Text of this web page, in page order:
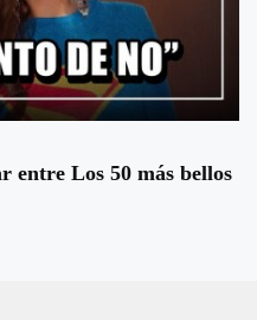
entre Los 50 más bellos